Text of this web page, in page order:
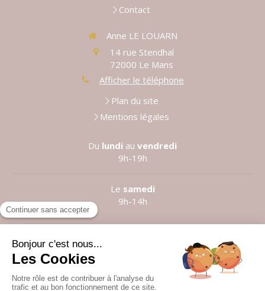
Contact
Anne LE LOUARN
14 rue Stendhal
72000 Le Mans
Afficher le téléphone
Plan du site
Mentions légales
Du lundi au vendredi
9h-19h
Le samedi
9h-14h
Prendre rendez-vous